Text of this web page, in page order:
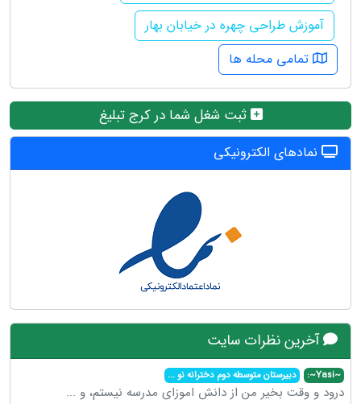
آموزش طراحی چهره در خیابان بهار
تمامی محله ها
ثبت شغل شما در کرج تبلیغ
نمادهای الکترونیکی
آخرین نظرات سایت
~Yasi~: دبیرستان متوسطه دوم دخترانه نو...
درود و وقت بخیر من از دانش اموزای مدرسه نیستم، و ...